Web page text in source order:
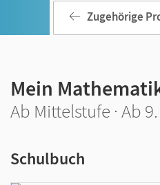
Zugehörige
Mein
Ab Mittelstufe · Ab
Schulbuch